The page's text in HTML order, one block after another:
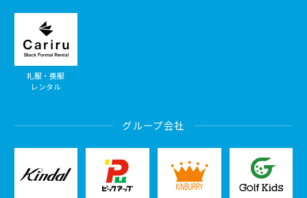
礼服・喪服
レンタル
グループ会社